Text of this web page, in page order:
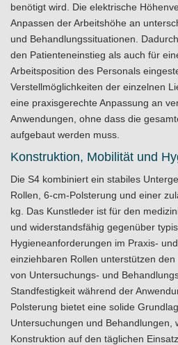
benötigt wird. Die elektrische
Anpassen der Arbeitshöhe an
und Behandlungssituationen.
den Patienteneinstieg als auch für
Arbeitsposition des Personals
Verstellmöglichkeiten der einzelnen
eine praxisgerechte Anpassung an
Anwendungen, ohne dass die
aufgebaut werden muss.
Konstruktion, Mobilität und
Die S4 kombiniert ein stabiles
Rollen, 6-cm-Polsterung und einer
kg. Das Kunstleder ist für den
und widerstandsfähig gegenüber
Hygieneanforderungen im Praxis-
einziehbaren Rollen unterstützen
von Untersuchungs- und
Standfestigkeit während der
Polsterung bietet eine solide
Untersuchungen und Behandlungen,
Konstruktion auf den täglichen